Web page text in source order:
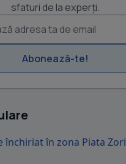
sfaturi de la experți.
Abonează-te!
închiriat în zona Piata